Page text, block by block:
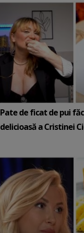
Pate de ficat de pui
delicioasă a Cristinei